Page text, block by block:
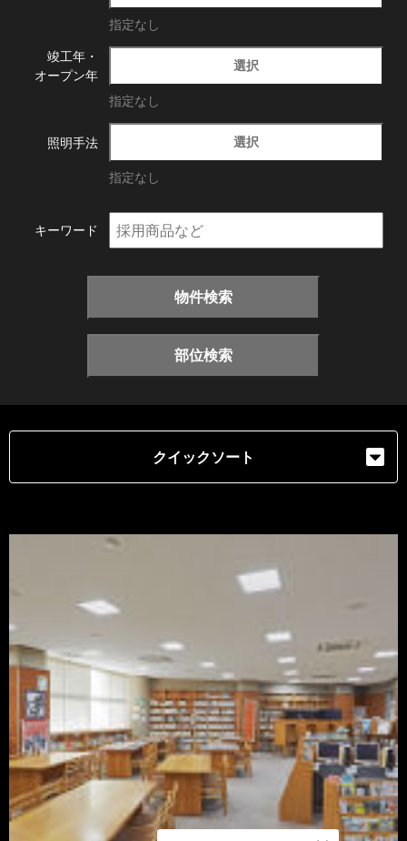
指定なし
竣工年・
オープン年
選択
指定なし
照明手法 選択
指定なし
キーワード
物件検索
部位検索
クイックソート